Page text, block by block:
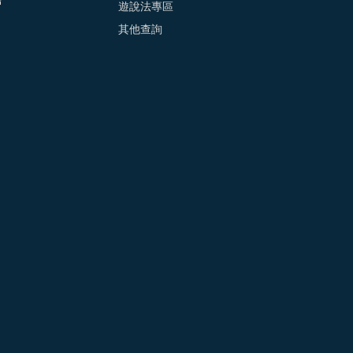
遊說法專區
其他查詢